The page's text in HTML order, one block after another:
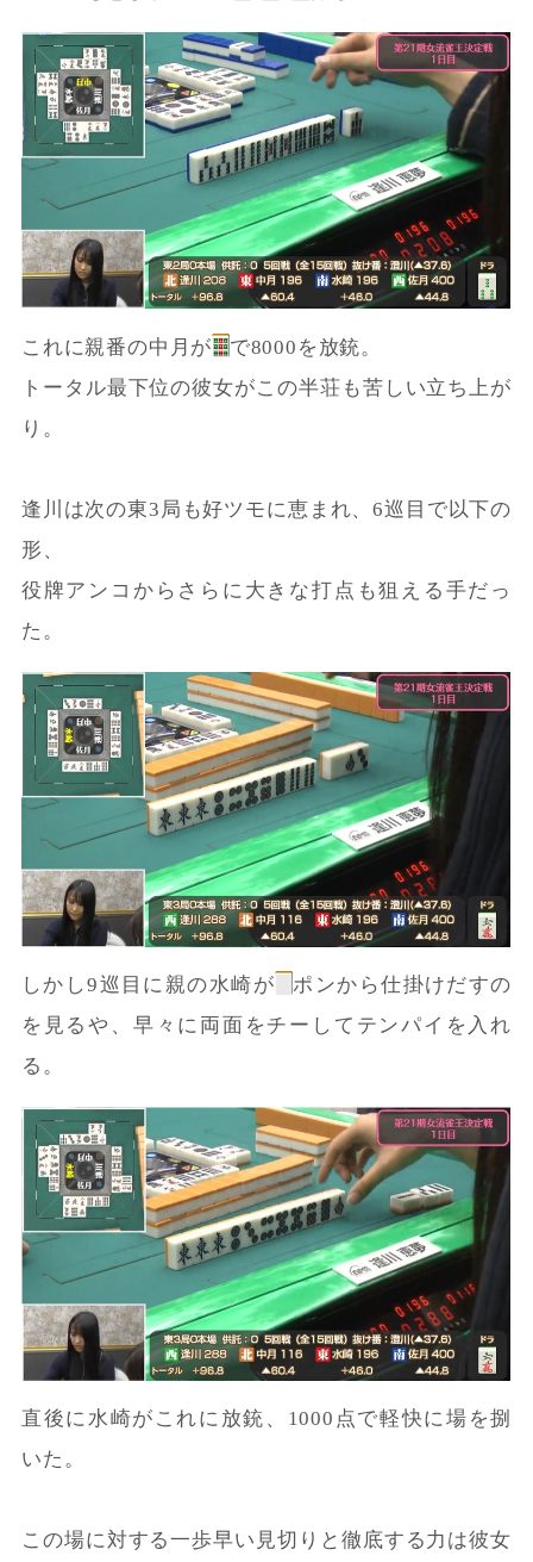
これに親番の中月が
で8000を放銃。
トータル最下位の彼女がこの半荘も苦しい立ち上が
り。
逢川は次の東3局も好ツモに恵まれ、6巡目で以下の
形、
役牌アンコからさらに大きな打点も狙える手だっ
た。
しかし9巡目に親の水崎が
ポンから仕掛けだすの
を見るや、早々に両面をチーしてテンパイを入れ
る。
直後に水崎がこれに放銃、1000点で軽快に場を捌
いた。
この場に対する一歩早い見切りと徹底する力は彼女